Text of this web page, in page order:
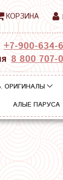
КОРЗИНА
+7-900-634-
8 800 707-
ОРИГИНАЛЫ
АЛЫЕ ПАРУСА